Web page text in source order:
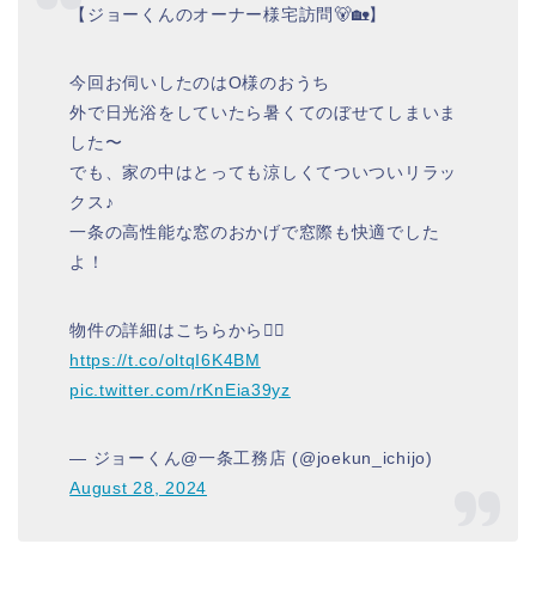
【ジョーくんのオーナー様宅訪問🐻🏡】
今回お伺いしたのはO様のおうち
外で日光浴をしていたら暑くてのぼせてしまいま
した〜
でも、家の中はとっても涼しくてついついリラッ
クス♪
一条の高性能な窓のおかげで窓際も快適でした
よ！
物件の詳細はこちらから👇🏻
https://t.co/oltqI6K4BM
pic.twitter.com/rKnEia39yz
— ジョーくん@一条工務店 (@joekun_ichijo)
August 28, 2024